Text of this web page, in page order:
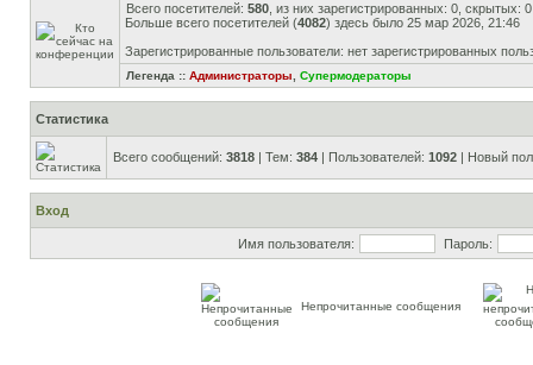
Всего посетителей: 580 , из них зарегистрированных: 0, скрытых:
Больше всего посетителей (4082) здесь было 25 мар 2026, 21:46
Зарегистрированные пользователи: нет зарегистрированных
Легенда :: Администраторы Супермодераторы
Статистика
Всего сообщений: 3818 | Тем: 384 | Пользователей: 1092 | Новый
Вход
Имя пользователя: Пароль:
Непрочитанные сообщения